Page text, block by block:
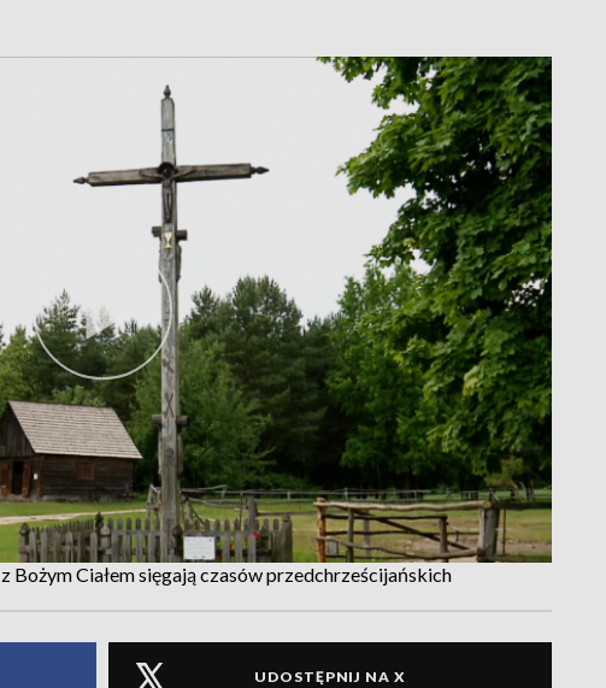
Bożym Ciałem sięgają czasów przedchrześcijańskich
UDOSTĘPNIJ NA X